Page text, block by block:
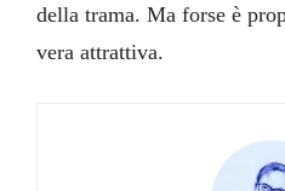
della trama. Ma forse è
vera attrattiva.